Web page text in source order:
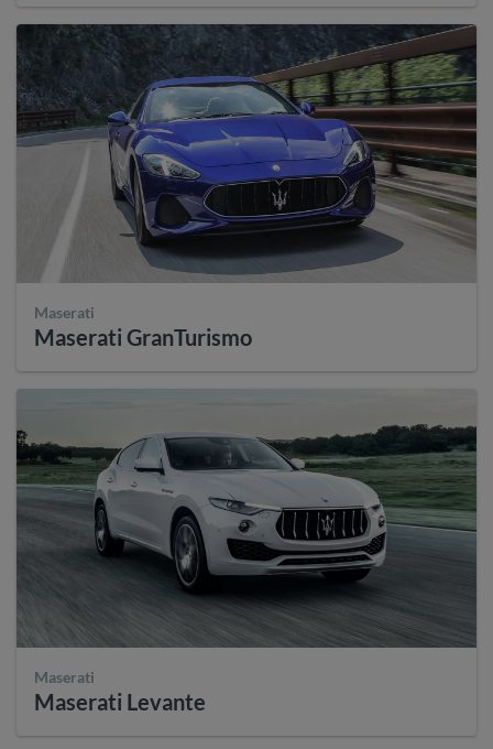
Maserati
Maserati GranTurismo
Maserati
Maserati Levante